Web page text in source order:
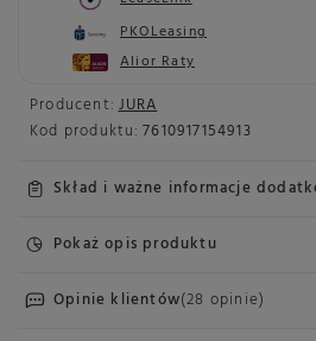
Producent: JURA
Kod produktu: 7610917154913
Skład i ważne informacje
Pokaż opis produktu
Opinie klientów(28 opinie)
PKOLeasing
Alior Raty